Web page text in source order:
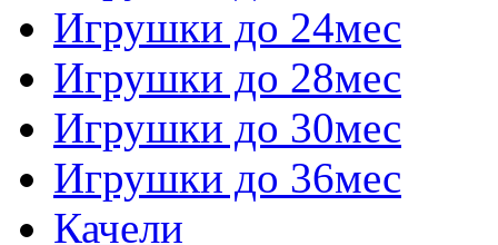
Игрушки до 24мес
Игрушки до 28мес
Игрушки до 30мес
Игрушки до 36мес
Качели